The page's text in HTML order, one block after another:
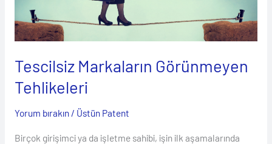
Tescilsiz Markaların Görünmeyen
Tehlikeleri
Yorum bırakın / Üstün Patent
Birçok girişimci ya da işletme sahibi, işin ilk aşamalarında